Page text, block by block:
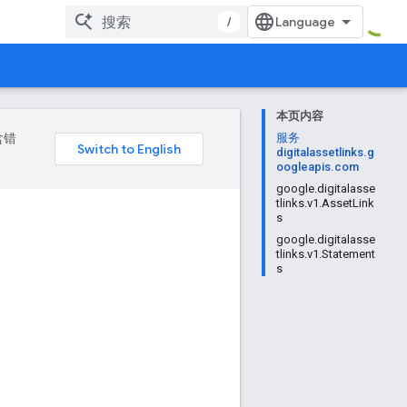
/
本页内容
服务
digitalassetlinks.g
oogleapis.com
google.digitalasse
tlinks.v1.AssetLink
s
google.digitalasse
tlinks.v1.Statement
s
错